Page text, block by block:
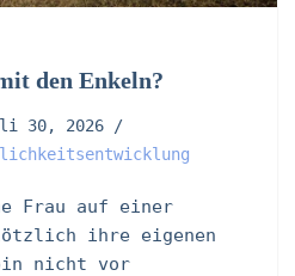
den Enkeln?
30, 2026
Frau auf einer
ihre eigenen
nicht vor